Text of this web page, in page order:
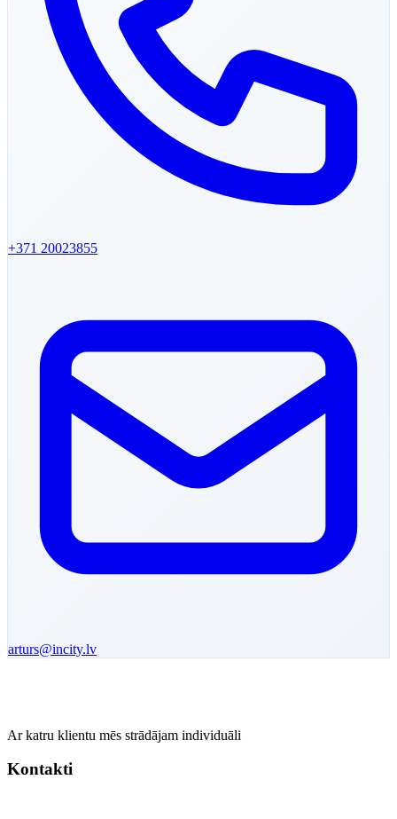
+371 20023855
arturs@incity.lv
Ar katru klientu mēs strādājam individuāli
Kontakti